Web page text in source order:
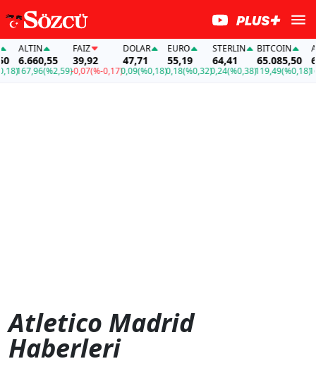
ALTIN
6.660,55
167,96(%2,59)
FAİZ
39,92
-0,07(%-0,17)
DOLAR
47,71
0,09(%0,18)
EURO
55,19
0,18(%0,32)
STERLIN
64,41
0,24(%0,38)
BITCOIN
65.085,50
119,49(%0,18)
Atletico Madrid
Haberleri